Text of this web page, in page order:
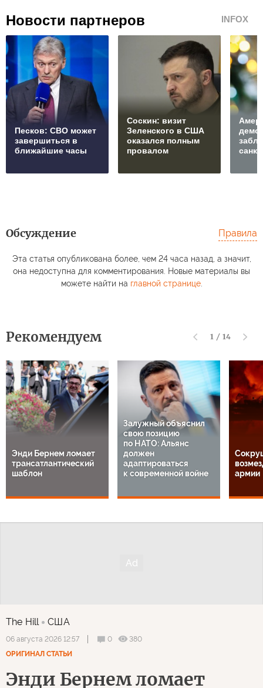
Новости партнеров INFOX
Песков: СВО может
завершиться в
ближайшие часы
Соскин: визит
Зеленского в США
оказался полным
провалом
Обсуждение Правила
Эта статья опубликована более, чем 24 часа назад, а значит,
она недоступна для комментирования. Новые материалы вы
можете найти на главной странице.
Рекомендуем 1 / 14
Энди Бернем ломает
трансатлантический
шаблон
Залужный объяснил
свою позицию
по НАТО: Альянс
должен
адаптироваться
к современной войне
армии
The Hill США
06 августа 2026 12:57 0
380
ОРИГИНАЛ СТАТЬИ
Энди Бернем ломает